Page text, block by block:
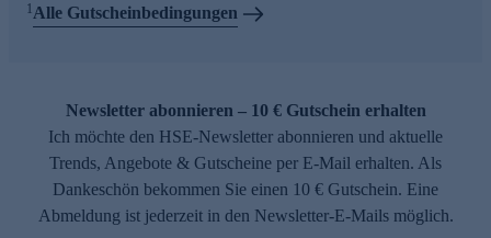
1Alle Gutscheinbedingungen
Newsletter abonnieren – 10 € Gutschein erhalten
Ich möchte den HSE-Newsletter abonnieren und aktuelle
Trends, Angebote & Gutscheine per E-Mail erhalten. Als
Dankeschön bekommen Sie einen 10 € Gutschein. Eine
Abmeldung ist jederzeit in den Newsletter-E-Mails möglich.